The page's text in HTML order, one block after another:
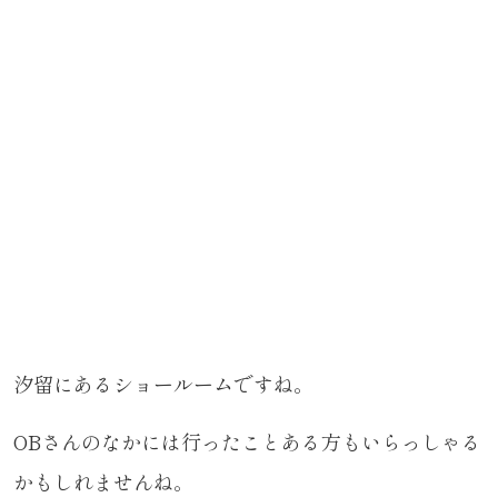
汐留にあるショールームですね。
OBさんのなかには行ったことある方もいらっしゃる
かもしれませんね。